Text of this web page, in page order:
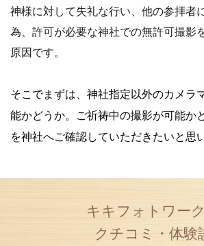
神様に対して失礼な行い、他の参拝者
為、許可が必要な神社での無許可撮影
原因です。
そこでまずは、神社指定以外のカメラ
能かどうか。 ご祈祷中の撮影が可能か
を神社へご確認していただきたいと思
キキフォトワー
クチコミ・体験